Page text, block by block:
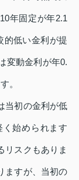
年固定が年2.1
的低い金利が提
変動金利が年0.
。
当初の金利が低
く始められます
リスクもありま
ますが、当初の